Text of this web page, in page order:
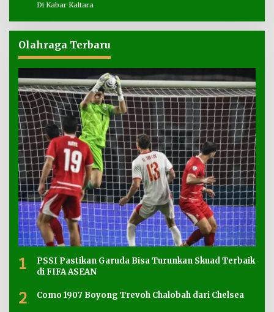
Di Kabar Kaltara
Olahraga Terbaru
1
PSSI Pastikan Garuda Bisa Turunkan Skuad Terbaik
di FIFA ASEAN
2 Como 1907 Boyong Trevoh Chalobah dari Chelsea